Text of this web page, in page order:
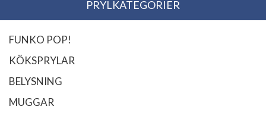
PRYLKATEGORIER
FUNKO POP!
KÖKSPRYLAR
BELYSNING
MUGGAR